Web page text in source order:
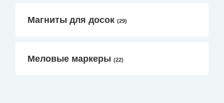
Магниты для досок (29)
Меловые маркеры (22)